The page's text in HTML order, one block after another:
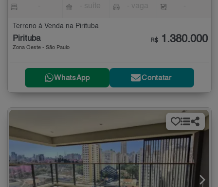
Terreno à Venda na Pirituba
Pirituba
Zona Oeste - São Paulo
R$ 1.380.000
WhatsApp Contatar